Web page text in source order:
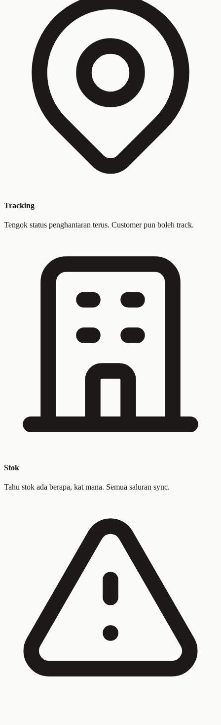
Tracking
Tengok status penghantaran terus. Customer pun boleh track.
Stok
Tahu stok ada berapa, kat mana. Semua saluran sync.